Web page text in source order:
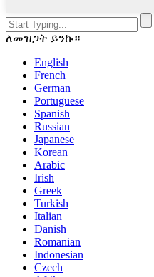
ለመዝጋት ይንኩ።
English
French
German
Portuguese
Spanish
Russian
Japanese
Korean
Arabic
Irish
Greek
Turkish
Italian
Danish
Romanian
Indonesian
Czech